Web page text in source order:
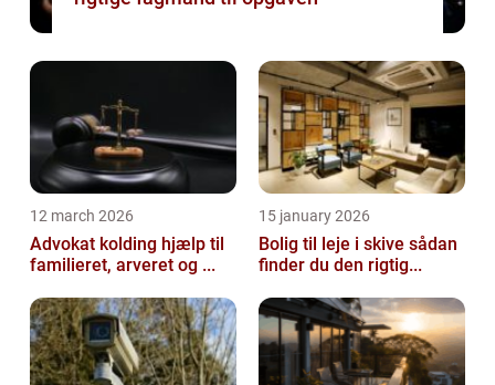
12 march 2026
Advokat kolding hjælp til
familieret, arveret og ...
15 january 2026
Bolig til leje i skive sådan
finder du den rigtig...